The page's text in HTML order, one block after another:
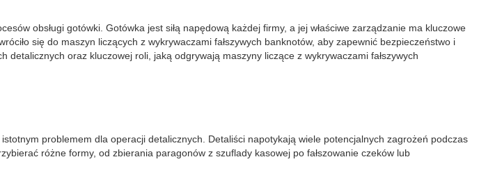
obsługi gotówki. Gotówka jest siłą napędową każdej firmy, a jej właściwe zarządzanie ma kluczowe
się do maszyn liczących z wykrywaczami fałszywych banknotów, aby zapewnić bezpieczeństwo i
oraz kluczowej roli, jaką odgrywają maszyny liczące z wykrywaczami fałszywych
problemem dla operacji detalicznych. Detaliści napotykają wiele potencjalnych zagrożeń podczas
różne formy, od zbierania paragonów z szuflady kasowej po fałszowanie czeków lub